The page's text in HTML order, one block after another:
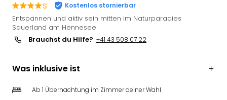
s Kostenlos stornierbar
Entspannen und aktiv sein mitten im Naturparadies
Sauerland am Hennesee
Brauchst du Hilfe? +41 43 508 07 22
Was inklusive ist
Ab 1 Übernachtung im Zimmer deiner Wahl